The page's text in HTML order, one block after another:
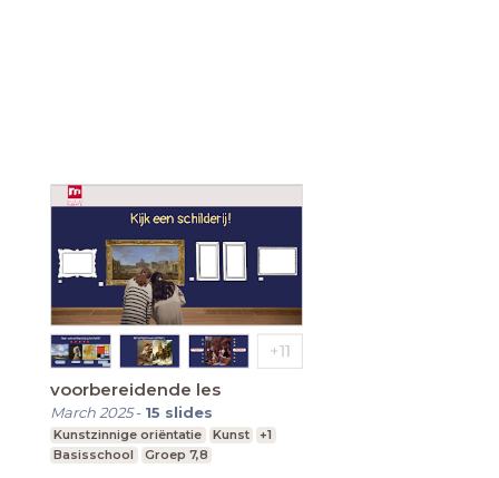
voorbereidende les
March 2025- 15 slides
Kunstzinnige oriëntatie Kunst
+1
Basisschool
Groep 7,8